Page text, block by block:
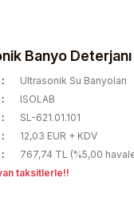
Banyo
Ultrasonik Su Banyoları
ISOLAB
SL-621.01.101
12,03 EUR + KDV
767,74 TL (%5,00
taksitlerle!!